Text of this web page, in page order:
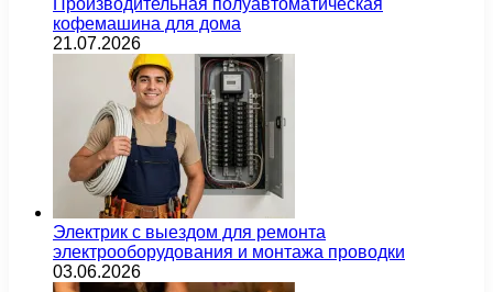
Производительная полуавтоматическая
кофемашина для дома
21.07.2026
Электрик с выездом для ремонта
электрооборудования и монтажа проводки
03.06.2026